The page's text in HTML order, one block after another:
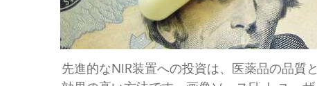
先進的なNIR装置への投資は、医薬品の品質